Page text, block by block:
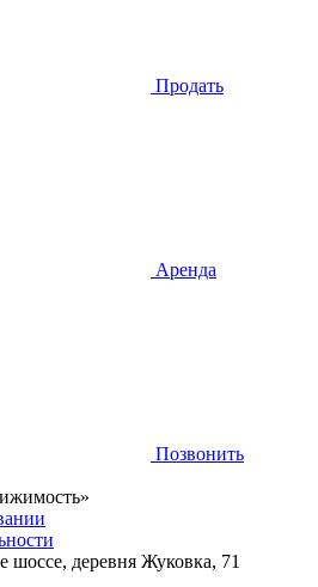
Продать
Аренда
Позвонить
шоссе, деревня Жуковка, 71